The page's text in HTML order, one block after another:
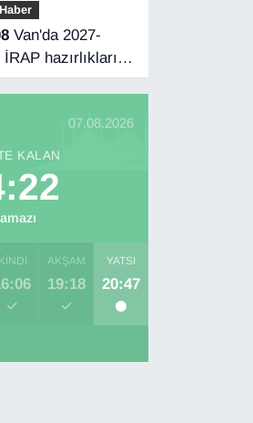
Van'da 2027-
hazırlıkları
07.08.2026
KALAN
AKŞAM
19:18
YATSI
20:47